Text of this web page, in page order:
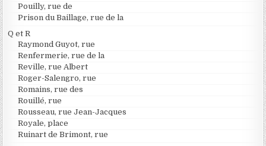
Pouilly, rue de
Prison du Baillage, rue de la
Q et R
Raymond Guyot, rue
Renfermerie, rue de la
Reville, rue Albert
Roger-Salengro, rue
Romains, rue des
Rouillé, rue
Rousseau, rue Jean-Jacques
Royale, place
Ruinart de Brimont, rue